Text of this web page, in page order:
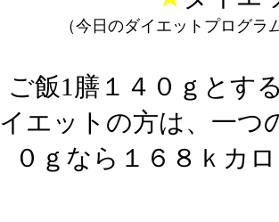
（今日のダイエットプログ
ご飯1膳１４０ｇとす
イエットの方は、一つ
０ｇなら１６８ｋカ